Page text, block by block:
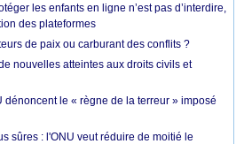
les enfants en ligne n’est pas d’interdire,
des plateformes
de paix ou carburant des conflits ?
nouvelles atteintes aux droits civils et
dénoncent le « règne de la terreur » imposé
sûres : l'ONU veut réduire de moitié le